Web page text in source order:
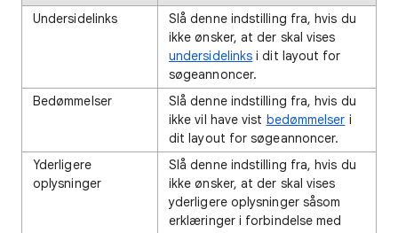
Undersidelinks
Slå denne indstilling fra, hvis du
ikke ønsker, at der skal vises
undersidelinks i dit layout for
søgeannoncer.
Bedømmelser
Slå denne indstilling fra, hvis du
ikke vil have vist bedømmelser i
dit layout for søgeannoncer.
Yderligere
oplysninger
Slå denne indstilling fra, hvis du
ikke ønsker, at der skal vises
yderligere oplysninger såsom
erklæringer i forbindelse med